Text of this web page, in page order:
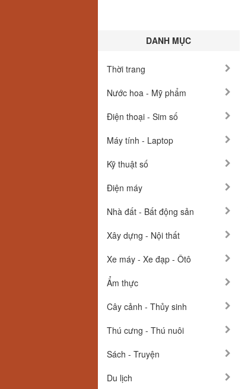
DANH MỤC
Thời trang
Nước hoa - Mỹ phẩm
Điện thoại - Sim số
Máy tính - Laptop
Kỹ thuật số
Điện máy
Nhà đất - Bất động sản
Xây dựng - Nội thất
Xe máy - Xe đạp - Ôtô
Ẩm thực
Cây cảnh - Thủy sinh
Thú cưng - Thú nuôi
Sách - Truyện
Du lịch